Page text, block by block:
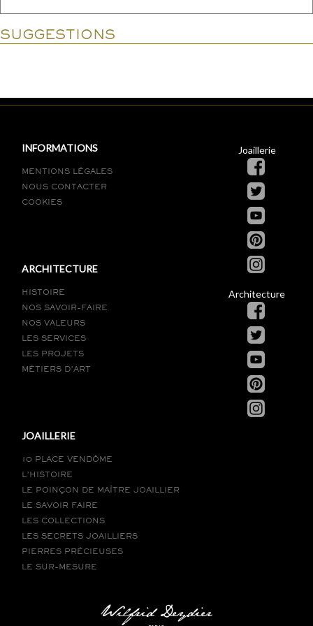
SUGGESTIONS
INFORMATIONS
MENTIONS LÉGALES
NOUS CONTACTER
COOKIES
ARCHITECTURE
HISTOIRE
NOS SAVOIR-FAIRE
NOS VALEURS
LES SERVICES
LES PROJETS
MÉTIERS D’ART
JOAILLERIE
10 PLACE VENDÔME
L’HISTOIRE
LE POINÇON DE MAÎTRE JOAILLIER
LE SAVOIR FAIRE
LES COLLECTIONS
LES SECRETS JOAILLIERS
PIERRES PRÉCIEUSES
LE SUR-MESURE
Joaillerie
Architecture